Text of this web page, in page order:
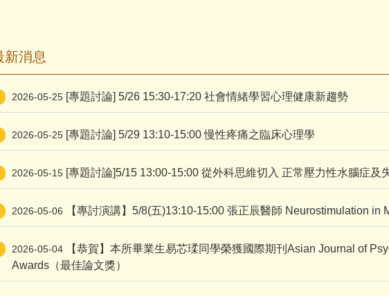
新消息
2026-05-25 [專題討論] 5/26 15:30-17:20 社會情緒學習心理健康新趨勢
2026-05-25 [專題討論] 5/29 13:10-15:00 慢性疼痛之臨床心理學
2026-05-15 [專題討論]5/15 13:00-15:00 從外科思維切入 正常壓力性水腦症及
2026-05-06 【專討演講】5/8(五)13:10-15:00 張正辰醫師 Neurostimulation in
2026-05-04
【恭賀】本所畢業生易芯瑈同學榮獲國際期刊Asian Journal of
Awards（最佳論文獎）